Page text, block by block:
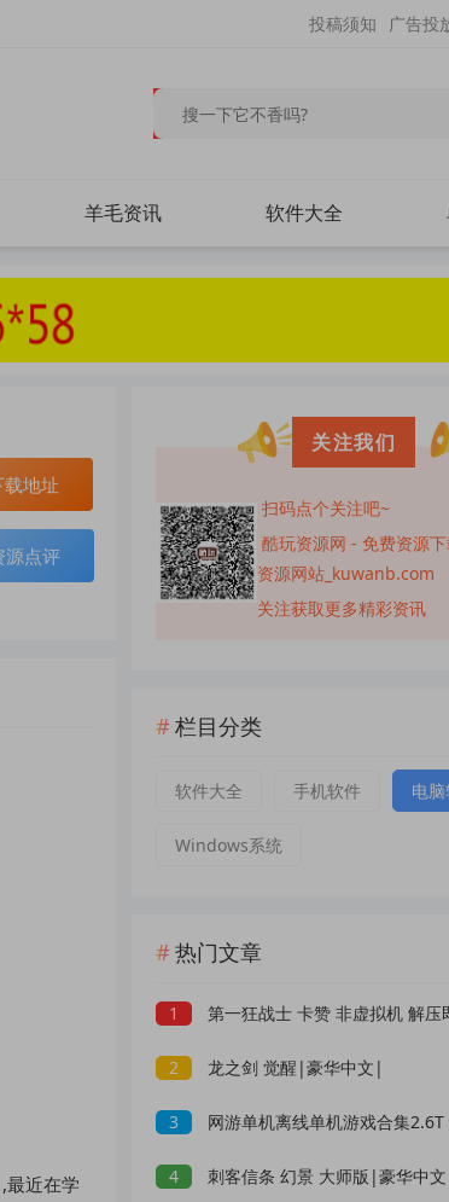
广告投
投稿须知
羊毛资讯 软件大全
载地址
源点评
最近在学
关注我们
扫码点个关注吧~
酷玩资源网 - 免费资源
资源网站_kuwanb.com
关注获取更多精彩资讯
栏目分类
软件大全 手机软件 电
Windows系统
热门文章
1 第一狂战士 卡赞 非虚拟机 解压即
2 龙之剑 觉醒|豪华中文|
3 网游单机离线单机游戏合集2.6T 解压即玩 网盘下载 一
4 刺客信条 幻景 大师版|豪华中